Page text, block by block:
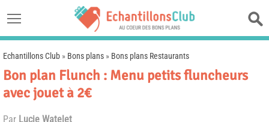
Echantillons Club » Bons plans » Bons plans Restaurants
Bon plan Flunch : Menu petits fluncheurs
avec jouet à 2€
Par Lucie Watelet